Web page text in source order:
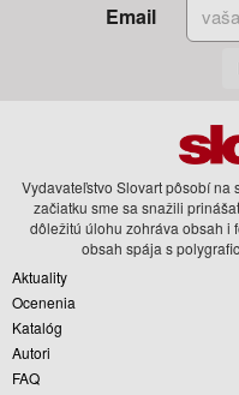
Email
Vydavateľstvo Slovart pôsobí na
začiatku sme sa snažili
dôležitú úlohu zohráva obsah i
obsah spája s
Aktuality
Ocenenia
Katalóg
Autori
FAQ